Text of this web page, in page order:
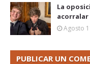
La
Agosto
PUBLICAR UN